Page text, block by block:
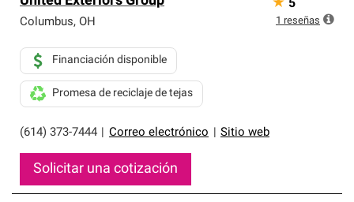
Columbus, OH
(614) 373-7444 Correo electrónico Sitio web
Financiación disponible
Promesa de reciclaje de tejas
Solicitar una cotización
★ 5
1 reseñas